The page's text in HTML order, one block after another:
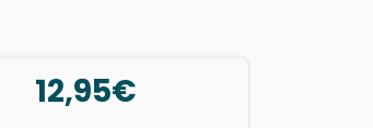
12,95€